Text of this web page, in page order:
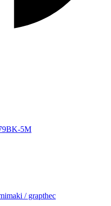
5M
/ grapthec